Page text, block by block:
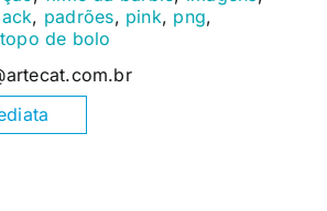
, padrões, pink, png,
topo de bolo